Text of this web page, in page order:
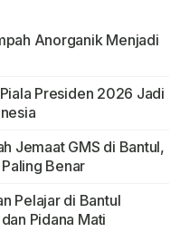
Anorganik Menjadi
Presiden 2026 Jadi
Jemaat GMS di Bantul,
Benar
Pelajar di Bantul
Pidana Mati